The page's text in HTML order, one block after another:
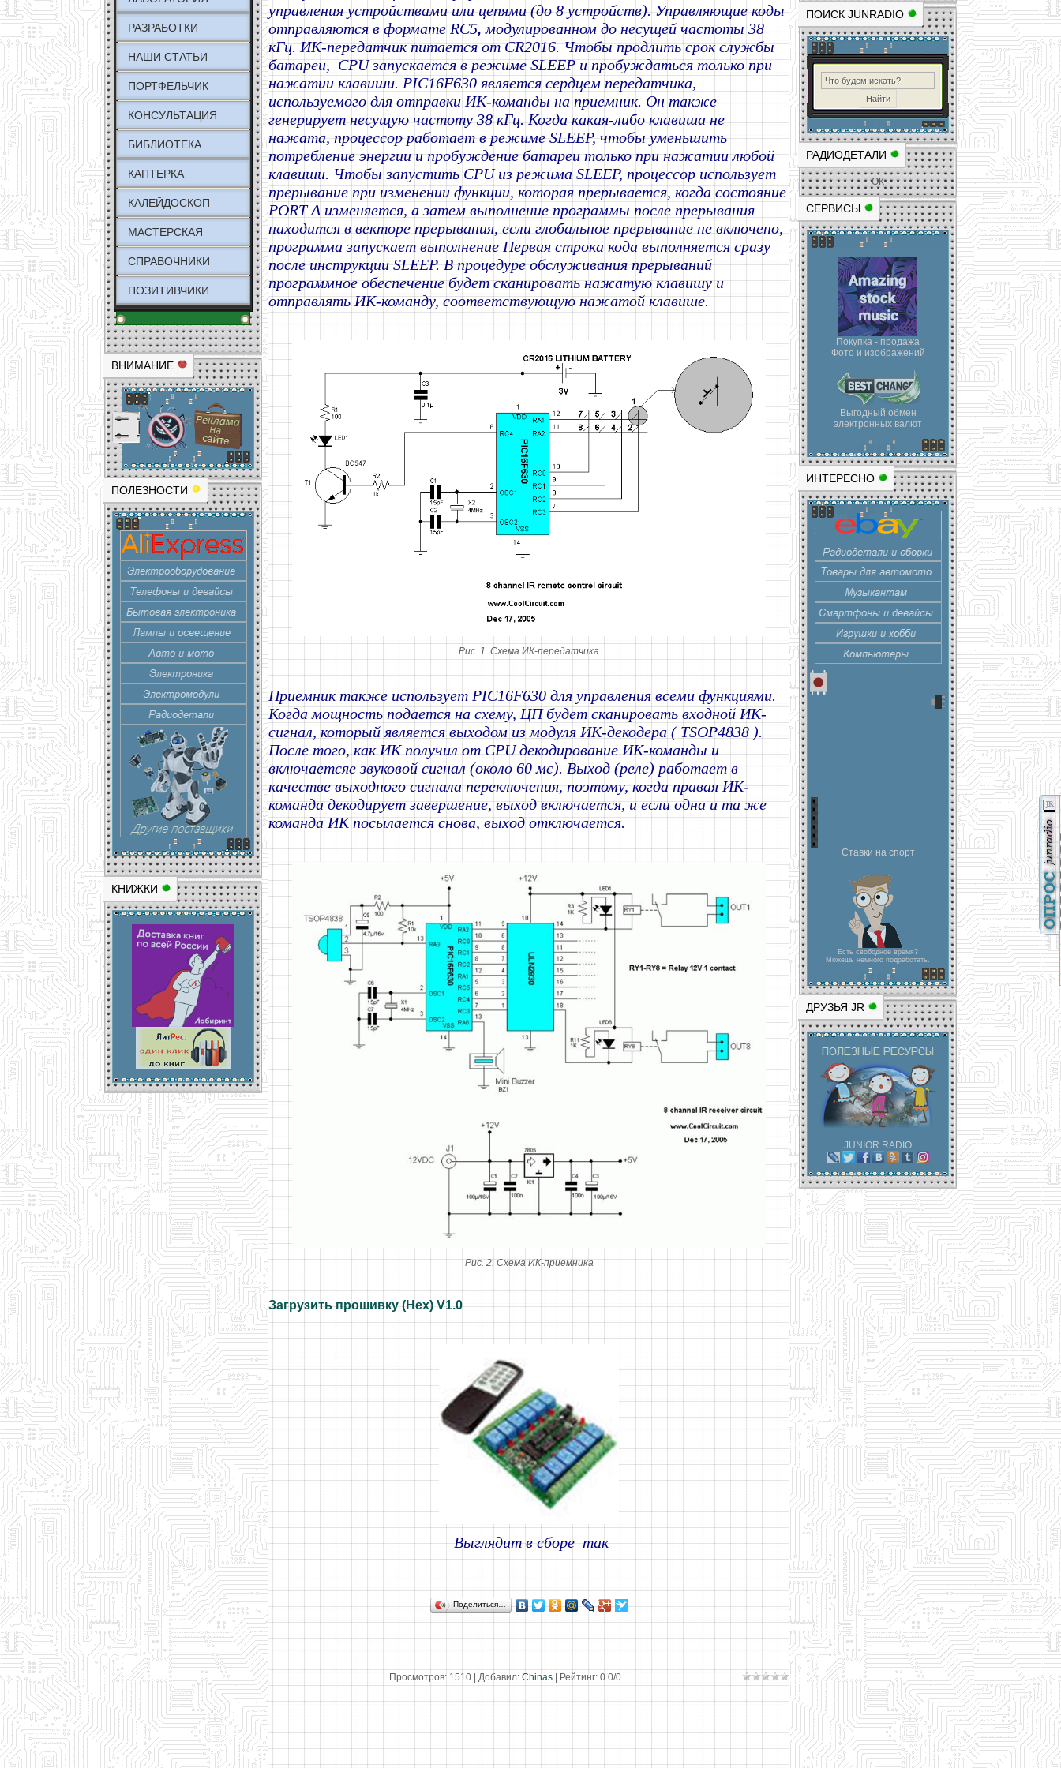
РАЗРАБОТКИ
НАШИ СТАТЬИ
ПОРТФЕЛЬЧИК
КОНСУЛЬТАЦИЯ
БИБЛИОТЕКА
КАПТЕРКА
КАЛЕЙДОСКОП
МАСТЕРСКАЯ
СПРАВОЧНИКИ
ПОЗИТИВЧИКИ
ВНИМАНИЕ
ПОЛЕЗНОСТИ
КНИЖКИ
ПОИСК JUNRADIO
РАДИОДЕТАЛИ
ОК
СЕРВИСЫ
Покупка - продажа
Фото и изображений
Выгодный обмен
электронных валют
ИНТЕРЕСНО
Ставки на спорт
Есть свободное время?
Можешь немного подработать.
ДРУЗЬЯ JR
JUNIOR RADIO
управления устройствами или цепями (до 8 устройств). Управляющие коды
отправляютсяв формате RC5,модулированном до несущей частоты 38
кГц. ИК-передатчик питается от CR2016. Чтобы продлить срок службы
батареи, CPU запускается в режиме SLEEP и пробуждаться только при
нажатии клавиши. PIC16F630 является сердцем передатчика,
используемого для отправки ИК-команды на приемник. Он также
генерирует несущую частоту 38 кГц. Когда какая-либо клавиша не
нажата, процессор работает в режиме SLEEP, чтобы уменьшить
потребление энергии и пробуждение батареи только при нажатии любой
клавиши. Чтобы запустить CPU из режима SLEEP, процессор использует
прерывание при изменении функции, которая прерывается, когда состояние
PORT A изменяется, а затем выполнение программы после прерывания
находится в векторе прерывания, если глобальное прерывание не включено,
программа запускает выполнение Первая строка кода выполняется сразу
после инструкции SLEEP. В процедуре обслуживания прерываний
программное обеспечение будет сканировать нажатую клавишу и
отправлять ИК-команду, соответствующую нажатой клавише.
Рис. 1. Схема ИК-передатчика
Приемник также использует PIC16F630 для управления всеми функциями.
Когда мощность подается на схему, ЦП будет сканировать входной ИК-
сигнал, который является выходом из модуля ИК-декодера ( TSOP4838 ).
После того, как ИК получил от CPU декодирование ИК-команды и
включаетсяе звуковой сигнал (около 60 мс). Выход (реле) работает в
качестве выходного сигнала переключения, поэтому, когда правая ИК-
команда декодирует завершение, выход включается, и если одна и та же
команда ИК посылается снова, выход отключается.
Рис. 2. Схема ИК-приемника
Загрузить прошивку (Hex) V1.0
Выглядит в сборе так
Поделиться…
Просмотров: 1510 Добавил: Chinas Рейтинг: 0.0/0